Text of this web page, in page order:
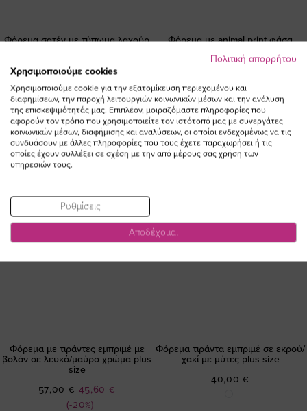
Φόρεμα σατέν με τύπωμα λαχούρ
(-20%)
Ειδική
Τιμή
87,20 €
109,00 €
Φόρεμα με animal print φάσα
Φόρεμα με τιράντες εμπριμέ με
βολάν σε λευκό/μαύρο χρώμα plus
size
(-20%)
Ειδική
Τιμή
45,60 €
57,00 €
Φόρεμα τιράντα εμπριμέ σε εκρού/
χακί με μύτες plus size
40,00 €
Πολιτική απορρήτου
Χρησιμοποιούμε cookies
Χρησιμοποιούμε cookie για την εξατομίκευση περιεχομένου και
διαφημίσεων, την παροχή λειτουργιών κοινωνικών μέσων και την ανάλυση
της επισκεψιμότητάς μας. Επιπλέον, μοιραζόμαστε πληροφορίες που
αφορούν τον τρόπο που χρησιμοποιείτε τον ιστότοπό μας με συνεργάτες
κοινωνικών μέσων, διαφήμισης και αναλύσεων, οι οποίοι ενδεχομένως να τις
συνδυάσουν με άλλες πληροφορίες που τους έχετε παραχωρήσει ή τις
οποίες έχουν συλλέξει σε σχέση με την από μέρους σας χρήση των
υπηρεσιών τους.
Ρυθμίσεις
Αποδέχομαι